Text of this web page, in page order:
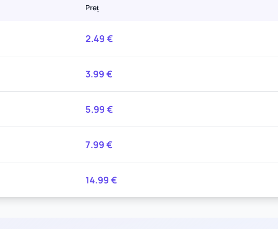
Preț
2.49 €
3.99 €
5.99 €
7.99 €
14.99 €